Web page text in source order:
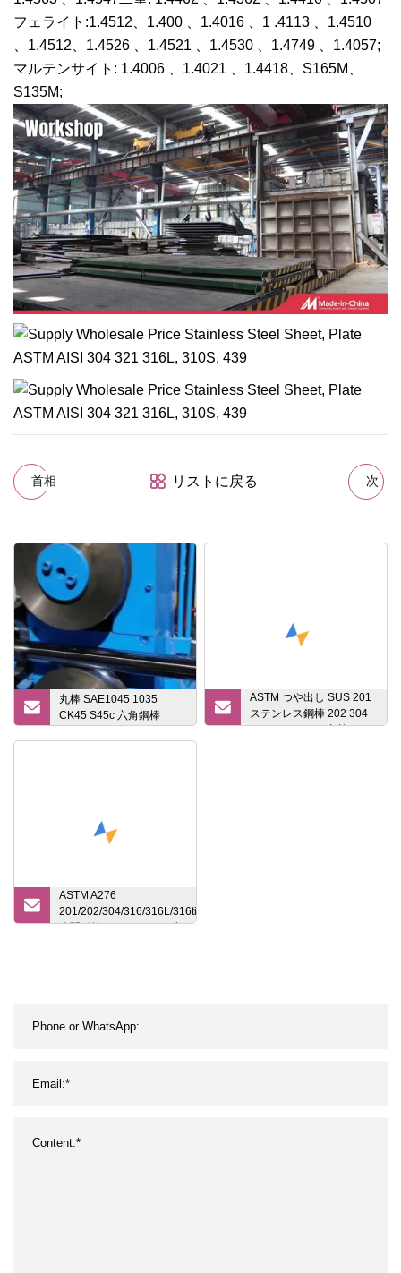
フェライト:1.4512、1.400 、1.4016 、1 .4113 、1.4510
、1.4512、1.4526 、1.4521 、1.4530 、1.4749 、1.4057;
マルテンサイト: 1.4006 、1.4021 、1.4418、S165M、
S135M;
首相 リストに戻る 次
丸棒 SAE1045 1035
CK45 S45c 六角鋼棒
ASTM つや出し SUS 201
ステンレス鋼棒 202 304
304L 314 316L 丸棒 8mm
ASTM A276
201/202/304/316/316L/316ti
冷間引抜ステンレス鋼ブラ